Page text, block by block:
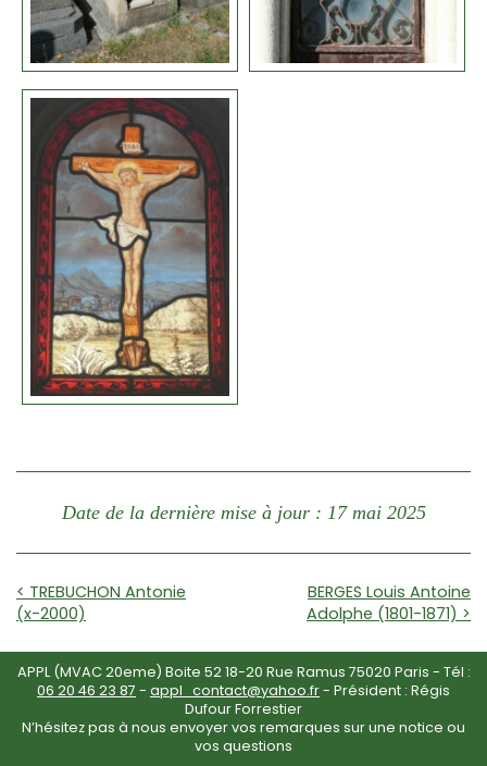
Date de la dernière mise à jour : 17 mai 2025
< TREBUCHON Antonie
(x-2000)
BERGES Louis Antoine
Adolphe (1801-1871) >
APPL (MVAC 20eme) Boite 52 18-20 Rue Ramus 75020 Paris - Tél :
06 20 46 23 87 - appl_contact@yahoo.fr- Président : Régis
Dufour Forrestier
N’hésitez pas à nous envoyer vos remarques sur une notice ou
vos questions